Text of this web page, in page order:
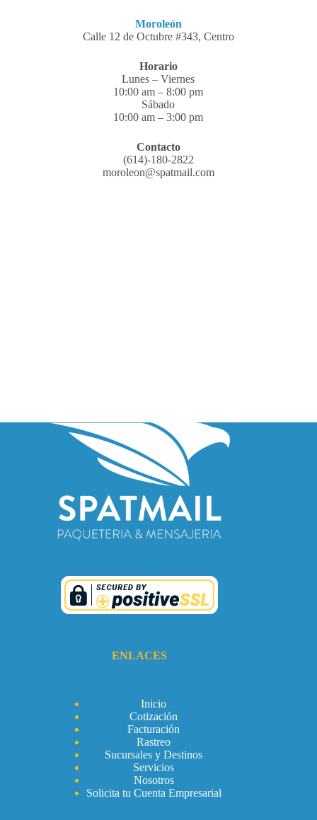
Moroleón
Calle 12 de Octubre #343, Centro
Horario
Lunes – Viernes
10:00 am – 8:00 pm
Sábado
10:00 am – 3:00 pm
Contacto
(614)-180-2822
moroleon@spatmail.com
ENLACES
Inicio
Cotización
Facturación
Rastreo
Sucursales y Destinos
Servicios
Nosotros
Solicita tu Cuenta Empresarial